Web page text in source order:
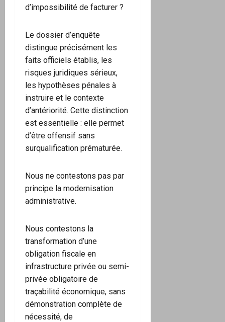
d’impossibilité de facturer ?
Le dossier d’enquête
distingue précisément les
faits officiels établis, les
risques juridiques sérieux,
les hypothèses pénales à
instruire et le contexte
d’antériorité. Cette distinction
est essentielle : elle permet
d’être offensif sans
surqualification prématurée.
Nous ne contestons pas par
principe la modernisation
administrative.
Nous contestons la
transformation d’une
obligation fiscale en
infrastructure privée ou semi-
privée obligatoire de
traçabilité économique, sans
démonstration complète de
nécessité, de